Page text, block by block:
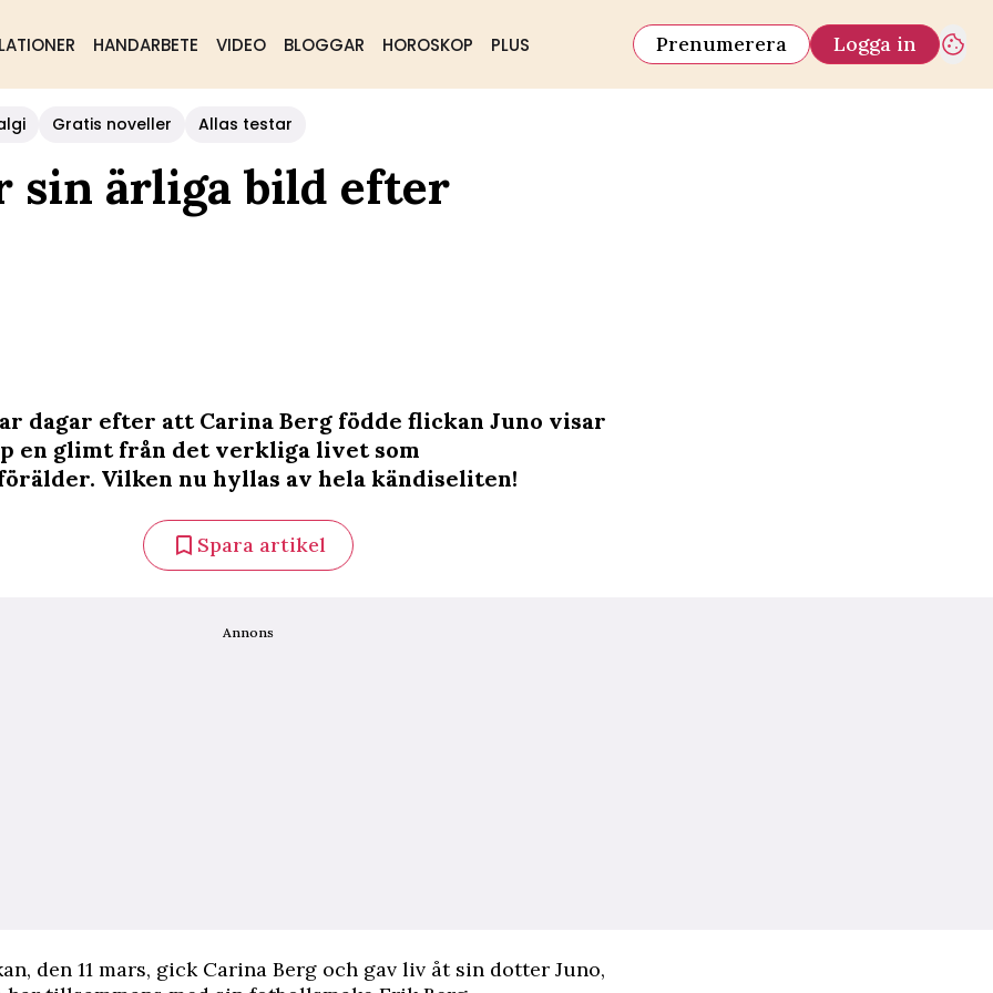
HANDARBETE VIDEO BLOGGAR HOROSKOP PLUS Prenumerera Logga in
Gratis noveller Allas testar
sin ärliga bild efter
dagar efter att Carina Berg födde flickan Juno visar
en glimt från det verkliga livet som
Vilken nu hyllas av hela kändiseliten!
Spara artikel
Annons
den 11 mars, gick Carina Berg och gav liv åt sin dotter Juno,